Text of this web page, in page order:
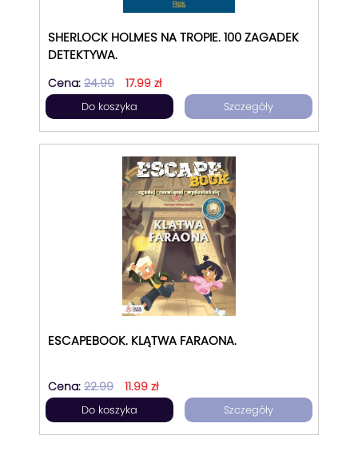
SHERLOCK HOLMES NA TROPIE. 100 ZAGADEK
DETEKTYWA.
Cena: 24.99 17.99 zł
Do koszyka Szczegóły
ESCAPEBOOK. KLĄTWA FARAONA.
Cena: 22.99 11.99 zł
Do koszyka Szczegóły